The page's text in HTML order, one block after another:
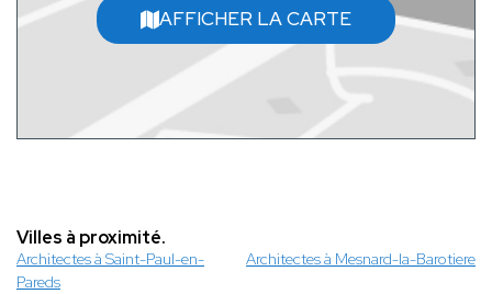
AFFICHER LA CARTE
Villes à proximité.
Architectes à Saint-Paul-en-
Pareds
Architectes à Mesnard-la-Barotiere